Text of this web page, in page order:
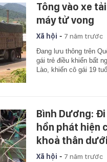
Tông vào xe
máy tử vong
Xã hội - 7 năm trước
Đang lưu thông trên
gái trẻ điều khiển bất
Lào, khiến cô gái 19
Bình Dương:
hồn phát hiện
khoả thân
Xã hội - 7 năm trước